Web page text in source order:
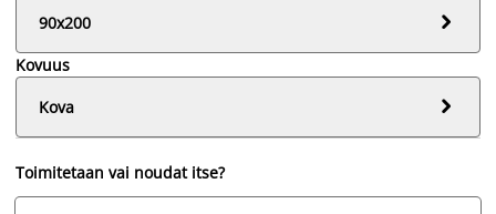
90x200

Kovuus
Kova

Toimitetaan vai noudat itse?